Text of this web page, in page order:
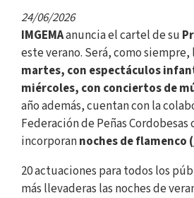
24/06/2026
IMGEMAanuncia el cartel de su
este verano. Será, como siempre,
martes, con espectáculos
miércoles, con conciertos de
año además, cuentan con la
Federación de Peñas Cordobesas
incorporannoches de flamenco
20 actuaciones para todos los
más llevaderas las noches de